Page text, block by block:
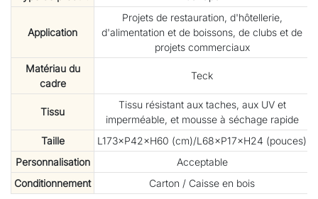
Application
Projets de restauration, d'hôtellerie,
d'alimentation et de boissons, de clubs et de
projets commerciaux
Matériau du
cadre
Teck
Tissu
Tissu résistant aux taches, aux UV et
imperméable, et mousse à séchage rapide
Taille
L173×P42×H60 (cm)/L68×P17×H24 (pouces)
Personnalisation
Acceptable
Conditionnement
Carton / Caisse en bois